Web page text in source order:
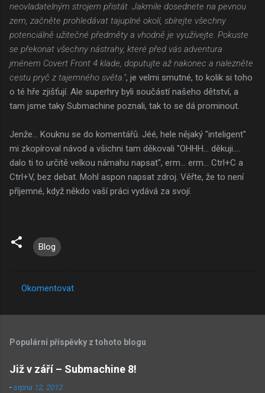
neovladatelným strojem přistát. Jakmile dosednete na pevnou
zem, začněte prohledávat tajuplné okolí, sbírejte všechny
potenciálně užitečné předměty a vhodně je využívejte. Pokuste
se překonat všechny nástrahy, které před vás adventura
jménem Covert Front 4 klade, doputujte až nakonec a nalezněte
cestu pryč z tajemného světa.", je velmi smutné, to kolik si toho
o té hře zjišťují. Ale superhry byli součástí našeho dětství, a
tam jsme taky Submachine poznali, tak to se dá prominout.
Jenže... Kouknu se do komentářů. Jéé, hele nějaký "inteligent"
mi zkopíroval návod a všichni tam děkovali "OHHH... děkuji....
dalo ti to určitě velkou námahu napsat", erm... erm... Ctrl+C a
Ctrl+V, bez debat. Mohl aspon napsat zdroj. Věřte, že to není
příjemné, když někdo vaší práci vydává za svojí.
Blog
o
e
n
Okomentovat
Populární příspěvky z tohoto blogu
Již v září – Submachine 8!
-srpna 12, 2012